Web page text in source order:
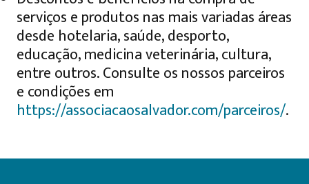
serviços e produtos nas mais variadas áreas
desde hotelaria, saúde, desporto,
educação, medicina veterinária, cultura,
entre outros. Consulte os nossos parceiros
e condições em
https://associacaosalvador.com/parceiros/.